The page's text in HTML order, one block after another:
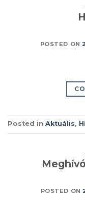
POSTED ON
Posted in Aktuális,
POSTED ON